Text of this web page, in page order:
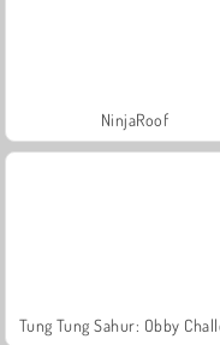
NinjaRoof
Tung Tung Sahur: Obby